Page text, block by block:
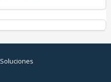
Soluciones